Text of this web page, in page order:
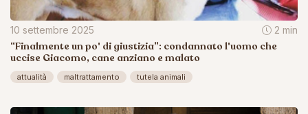
10 settembre 2025 2 min
“Finalmente un po' di giustizia”: condannato l'uomo che
uccise Giacomo, cane anziano e malato
attualità maltrattamento tutela animali